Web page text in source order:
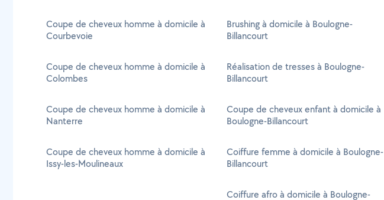
Coupe de cheveux homme à domicile à
Courbevoie
Coupe de cheveux homme à domicile à
Colombes
Coupe de cheveux homme à domicile à
Nanterre
Coupe de cheveux homme à domicile à
Issy-les-Moulineaux
Brushing à domicile à Boulogne-
Billancourt
Réalisation de tresses à Boulogne-
Billancourt
Coupe de cheveux enfant à domicile à
Boulogne-Billancourt
Coiffure femme à domicile à Boulogne-
Billancourt
Coiffure afro à domicile à Boulogne-